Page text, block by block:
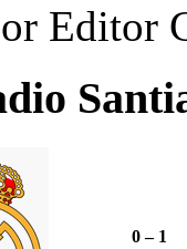
Editor
0 – 1